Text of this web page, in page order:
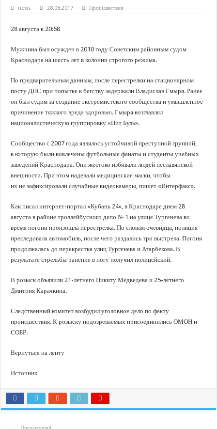
В городах и районах Кубани отметили День России
Стартовал прием заявок на 20-й юбилейный молодежный форум «Регион 93»
news 28.08.2017 Проиcшествия
28 августа в 20:58
Мужчина был осужден в 2010 году Советским районным судом
Краснодара на шесть лет в колонии строгого режима.
По предварительным данным, после перестрелки на стационарном
посту ДПС при попытке к бегству задержали Владислав Гмыря. Ранее
он был судим за создание экстремистского сообщества и умышленное
причинение тяжкого вреда здоровью. Гмыря возглавлял
националистическую группировку «Пит Буль».
Сообщество с 2007 года являлось устойчивой преступной группой,
в которую были вовлечены футбольные фанаты и студенты учебных
заведений Краснодара. Они жестоко избивали людей неславянской
внешности. При этом надевали медицинские маски, чтобы
их не зафиксировали случайные видеокамеры, пишет «Интерфакс».
Как писал интернет-портал «Кубань 24», в Краснодаре днем 28
августа в районе троллейбусного депо № 1 на улице Тургенева во
время погони произошла перестрелка. По словам очевидца, полиция
преследовала автомобиль, после чего раздались три выстрела. Погоня
продолжалась до перекрестка улиц Тургенева и Атарбекова. В
результате стрельбы ранение в ногу получил полицейский.
В розыск объявили 21-летнего Никиту Медведева и 25-летнего
Дмитрия Карачкина.
Следственный комитет возбудил уголовное дело по факту
происшествия. К розыску подозреваемых присоединились ОМОН и
СОБР.
Вернуться на ленту
Источник